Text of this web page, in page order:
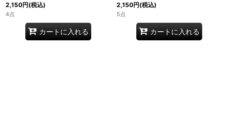
2,150円(税込)
4点
カートに入れる
2,150円(税込)
5点
カートに入れる